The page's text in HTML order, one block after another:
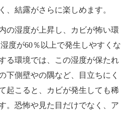
、結露がさらに楽しめます。
の湿度が上昇し、カビが怖い環
度が60％以上で発生しやすくな
る環境では、この湿度が保たれ
下側壁やの隅など、目立ちにく
起こると、カビが発生しても稀
。恐怖や見た目だけでなく、ア